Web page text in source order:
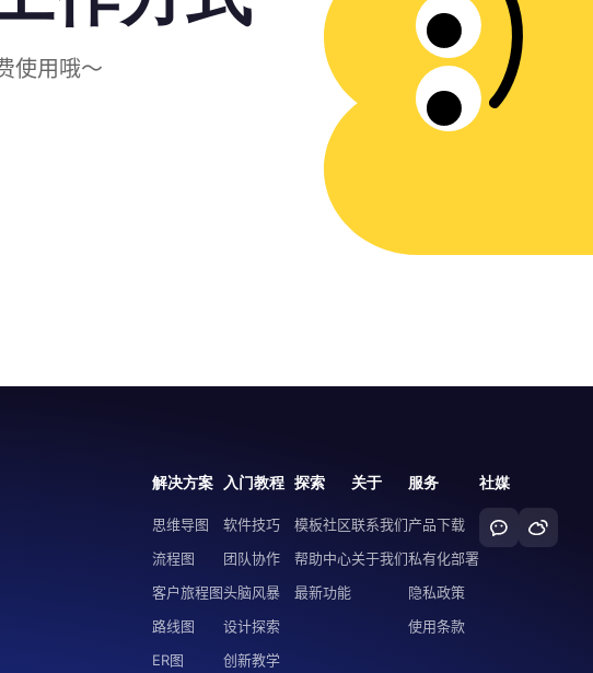
使用哦～
解决方案
思维导图
流程图
客户旅程图
路线图
ER图
入门教程
软件技巧
团队协作
头脑风暴
设计探索
创新教学
探索
模板社区
帮助中心
最新功能
关于
联系我们
关于我们
服务
产品下载
私有化部署
隐私政策
使用条款
社媒